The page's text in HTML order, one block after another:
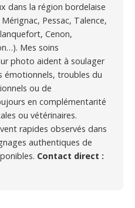
dans la région bordelaise
Pessac, Talence,
Cenon,
Mes soins
photo aident à soulager
émotionnels, troubles du
ou de
en complémentarité
ou vétérinaires.
rapides observés dans
authentiques de
Contact direct :